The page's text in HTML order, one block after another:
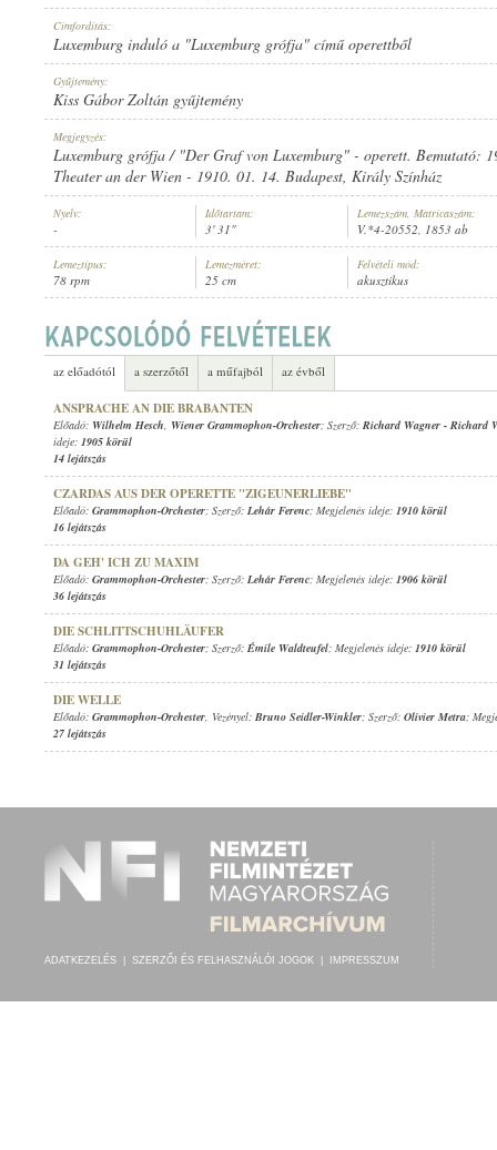
OPERETTINDULÓ
MEGJELENÉS IDEJE: 1909 KÖRÜL
Címfordítás:
Luxemburg induló a "Luxemburg grófja" című operettből
Gyűjtemény:
Kiss Gábor Zoltán gyűjtemény
Megjegyzés:
Luxemburg grófja / "Der Graf von Luxemburg" - operett. Bemutató:
Theater an der Wien - 1910. 01. 14. Budapest, Király Színház
Nyelv:
-
Időtartam:
3' 31"
Lemezszám, Matricaszám:
V.*4-20552, 1853 ab
Lemeztípus:
78 rpm
Lemezméret:
25 cm
Felvételi mód:
akusztikus
az előadótól a szerzőtől a műfajból az évből
ANSPRACHE AN DIE BRABANTEN
Előadó: Wilhelm Hesch, Wiener Grammophon-Orchester; Szerző: Richard Wagner - Richard
ideje: 1905 körül
14 lejátszás
CZARDAS AUS DER OPERETTE "ZIGEUNERLIEBE"
Előadó: Grammophon-Orchester; Szerző: Lehár Ferenc; Megjelenés ideje: 1910 körül
16 lejátszás
DA GEH' ICH ZU MAXIM
Előadó: Grammophon-Orchester; Szerző: Lehár Ferenc; Megjelenés ideje: 1906 körül
36 lejátszás
DIE SCHLITTSCHUHLÄUFER
Előadó: Grammophon-Orchester; Szerző: Émile Waldteufel; Megjelenés ideje: 1910 körül
31 lejátszás
DIE WELLE
Előadó: Grammophon-Orchester, Vezényel: Bruno Seidler-Winkler; Szerző: Olivier Metra;
27 lejátszás
ADATKEZELÉS SZERZŐI ÉS FELHASZNÁLÓI JOGOK IMPRESSZUM